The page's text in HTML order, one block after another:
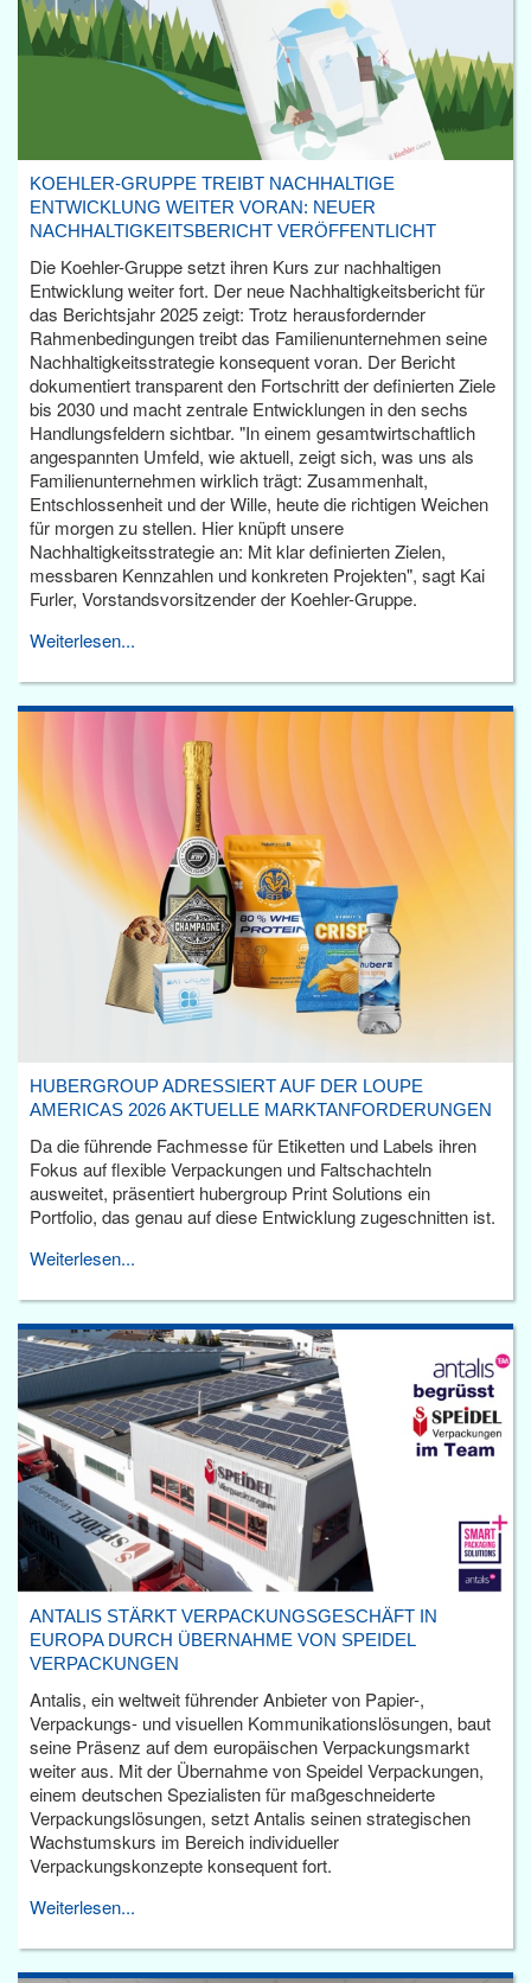
KOEHLER-GRUPPE TREIBT NACHHALTIGE
ENTWICKLUNG WEITER VORAN: NEUER
NACHHALTIGKEITSBERICHT VERÖFFENTLICHT
Die Koehler-Gruppe setzt ihren Kurs zur nachhaltigen
Entwicklung weiter fort. Der neue Nachhaltigkeitsbericht für
das Berichtsjahr 2025 zeigt: Trotz herausfordernder
Rahmenbedingungen treibt das Familienunternehmen seine
Nachhaltigkeitsstrategie konsequent voran. Der Bericht
dokumentiert transparent den Fortschritt der definierten Ziele
bis 2030 und macht zentrale Entwicklungen in den sechs
Handlungsfeldern sichtbar. "In einem gesamtwirtschaftlich
angespannten Umfeld, wie aktuell, zeigt sich, was uns als
Familienunternehmen wirklich trägt: Zusammenhalt,
Entschlossenheit und der Wille, heute die richtigen Weichen
für morgen zu stellen. Hier knüpft unsere
Nachhaltigkeitsstrategie an: Mit klar definierten Zielen,
messbaren Kennzahlen und konkreten Projekten", sagt Kai
Furler, Vorstandsvorsitzender der Koehler-Gruppe.
Weiterlesen...
HUBERGROUP ADRESSIERT AUF DER LOUPE
AMERICAS 2026 AKTUELLE MARKTANFORDERUNGEN
Da die führende Fachmesse für Etiketten und Labels ihren
Fokus auf flexible Verpackungen und Faltschachteln
ausweitet, präsentiert hubergroup Print Solutions ein
Portfolio, das genau auf diese Entwicklung zugeschnitten ist.
Weiterlesen...
ANTALIS STÄRKT VERPACKUNGSGESCHÄFT IN
EUROPA DURCH ÜBERNAHME VON SPEIDEL
VERPACKUNGEN
Antalis, ein weltweit führender Anbieter von Papier-,
Verpackungs- und visuellen Kommunikationslösungen, baut
seine Präsenz auf dem europäischen Verpackungsmarkt
weiter aus. Mit der Übernahme von Speidel Verpackungen,
einem deutschen Spezialisten für maßgeschneiderte
Verpackungslösungen, setzt Antalis seinen strategischen
Wachstumskurs im Bereich individueller
Verpackungskonzepte konsequent fort.
Weiterlesen...